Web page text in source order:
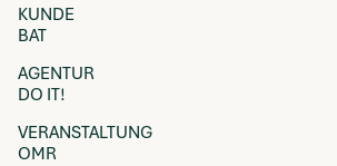
KUNDE
BAT
AGENTUR
DO IT!
VERANSTALTUNG
OMR